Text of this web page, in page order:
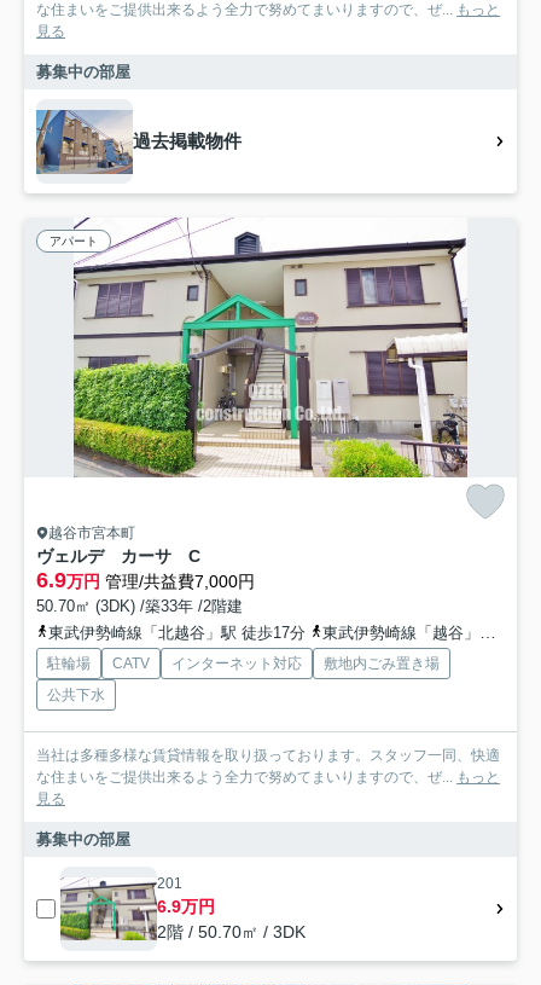
な住まいをご提供出来るよう全力で努めてまいりますので、ぜ... もっと
見る
募集中の部屋
過去掲載物件
アパート
越谷市宮本町
ヴェルデ カーサ C
6.9万円 管理/共益費7,000円
50.70㎡ (3DK) /築33年 /2階建
東武伊勢崎線「北越谷」駅 徒歩17分
東武伊勢崎線「越谷」駅 徒歩21分
駐輪場 CATV インターネット対応
敷地内ごみ置き場
公共下水
当社は多種多様な賃貸情報を取り扱っております。スタッフ一同、快適
な住まいをご提供出来るよう全力で努めてまいりますので、ぜ... もっと
見る
募集中の部屋
201
6.9万円
2階 / 50.70㎡ / 3DK